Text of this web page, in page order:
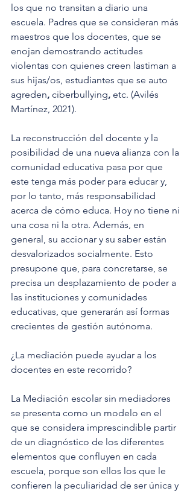
los que no transitan a diario una
escuela. Padres que se consideran más
maestros que los docentes, que se
enojan demostrando actitudes
violentas con quienes creen lastiman a
sus hijas/os, estudiantes que se auto
agreden, ciberbullying, etc. (Avilés
Martínez, 2021).
La reconstrucción del docente y la
posibilidad de una nueva alianza con la
comunidad educativa pasa por que
este tenga más poder para educar y,
por lo tanto, más responsabilidad
acerca de cómo educa. Hoy no tiene ni
una cosa ni la otra. Además, en
general, su accionar y su saber están
desvalorizados socialmente. Esto
presupone que, para concretarse, se
precisa un desplazamiento de poder a
las instituciones y comunidades
educativas, que generarán así formas
crecientes de gestión autónoma.
¿La mediación puede ayudar a los
docentes en este recorrido?
La Mediación escolar sin mediadores
se presenta como un modelo en el
que se considera imprescindible partir
de un diagnóstico de los diferentes
elementos que confluyen en cada
escuela, porque son ellos los que le
confieren la peculiaridad de ser única y